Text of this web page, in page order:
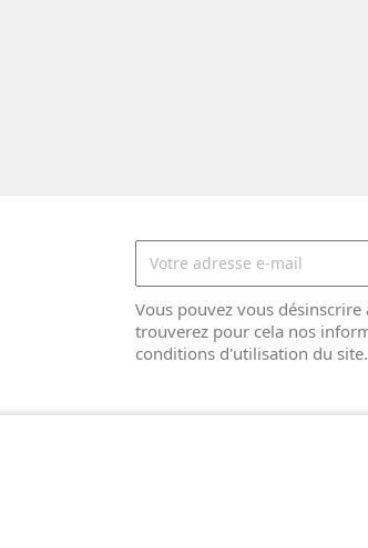
Vous pouvez vous
trouverez pour cela nos
conditions d'utilisation du site.